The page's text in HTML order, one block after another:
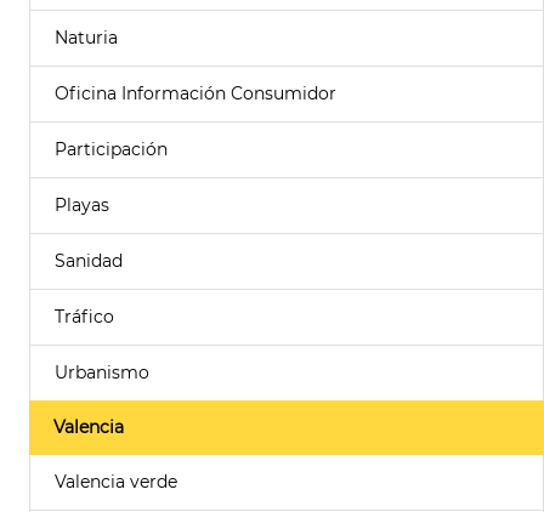
Naturia
Oficina Información Consumidor
Participación
Playas
Sanidad
Tráfico
Urbanismo
Valencia
Valencia verde